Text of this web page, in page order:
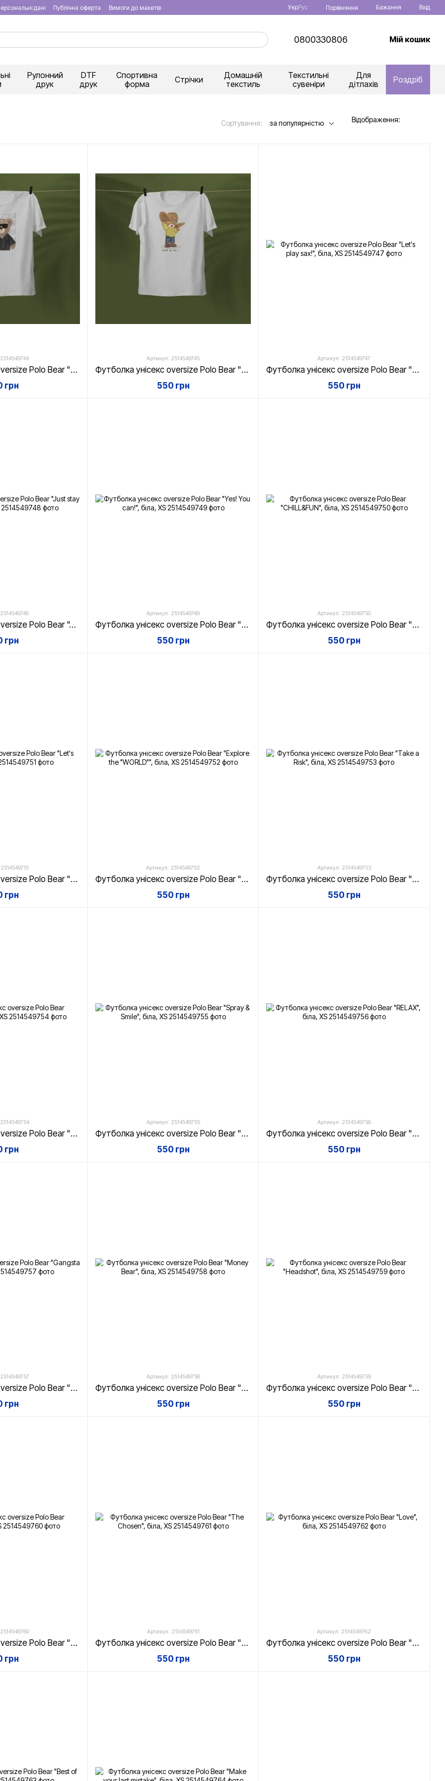
дані Публічна оферта Вимоги до макетів УкрРус Порівняння Бажання Вхід
0800330806 Мій кошик
Рулонний
друк
DTF
друк
Спортивна
форма
Стрічки
Домашній
текстиль
Текстильні
сувеніри
Для
дітлахів
Роздріб
Сортування: за популярністю Відображення:
Футболка унісекс oversize Polo Bear "Stay cool", біла, XS
грн
Артикул: 2514549745
Футболка унісекс oversize Polo Bear "Look at me...!", біла, XS
550 грн
Артикул: 2514549747
Футболка унісекс oversize Polo Bear "Let's play sax!", біла, XS
550 грн
Футболка унісекс oversize Polo Bear "Just stay curious", біла, XS
грн
Артикул: 2514549749
Футболка унісекс oversize Polo Bear "Yes! You can!", біла, XS
550 грн
Артикул: 2514549750
Футболка унісекс oversize Polo Bear "CHILL&FUN", біла, XS
550 грн
Футболка унісекс oversize Polo Bear "Let's Rock", біла, XS
грн
Артикул: 2514549752
Футболка унісекс oversize Polo Bear "Explore the "WORLD"", біла, XS
550 грн
Артикул: 2514549753
Футболка унісекс oversize Polo Bear "Take a Risk", біла, XS
550 грн
Футболка унісекс oversize Polo Bear "Snowboard", біла, XS
грн
Артикул: 2514549755
Футболка унісекс oversize Polo Bear "Spray & Smile", біла, XS
550 грн
Артикул: 2514549756
Футболка унісекс oversize Polo Bear "RELAX", біла, XS
550 грн
Футболка унісекс oversize Polo Bear "Gangsta Bear", біла, XS
грн
Артикул: 2514549758
Футболка унісекс oversize Polo Bear "Money Bear", біла, XS
550 грн
Артикул: 2514549759
Футболка унісекс oversize Polo Bear "Headshot", біла, XS
550 грн
Футболка унісекс oversize Polo Bear "Mistake", біла, XS
грн
Артикул: 2514549761
Футболка унісекс oversize Polo Bear "The Chosen", біла, XS
550 грн
Артикул: 2514549762
Футболка унісекс oversize Polo Bear "Love", біла, XS
550 грн